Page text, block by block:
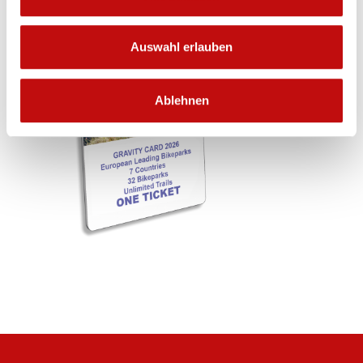
Auswahl erlauben
Ablehnen